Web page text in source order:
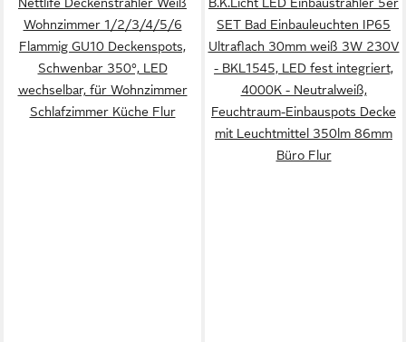
Wohnzimmer 1/2/3/4/5/6
Flammig GU10 Deckenspots,
Schwenbar 350°, LED
wechselbar, für Wohnzimmer
Schlafzimmer Küche Flur
SET Bad Einbauleuchten IP65
Ultraflach 30mm weiß 3W 230V
- BKL1545, LED fest integriert,
4000K - Neutralweiß,
Feuchtraum-Einbauspots Decke
mit Leuchtmittel 350lm 86mm
Büro Flur